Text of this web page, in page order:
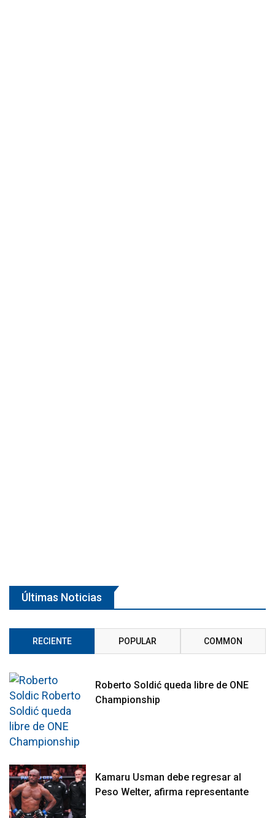
Últimas Noticias
RECIENTE POPULAR COMMON
Roberto Soldić queda libre de ONE
Championship
Kamaru Usman debe regresar al
Peso Welter, afirma representante